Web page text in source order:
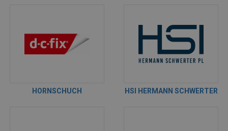
HORNSCHUCH HSI HERMANN SCHWERTER